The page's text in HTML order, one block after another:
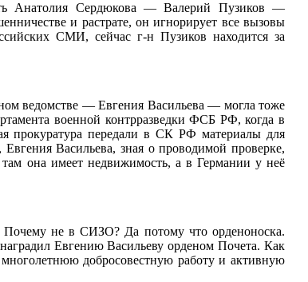
Анатолия Сердюкова — Валерий Пузиков —
и растрате, он игнорирует все вызовы
СМИ, сейчас г-н Пузиков находится за
ведомстве — Евгения Васильева — могла тоже
военной контрразведки ФСБ РФ, когда в
прокуратура передали в СК РФ материалы для
Васильева, зная о проводимой проверке,
там она имеет недвижимость, а в Германии у неё
не в СИЗО? Да потому что орденоноска.
Евгению Васильеву орденом Почета. Как
добросовестную работу и активную